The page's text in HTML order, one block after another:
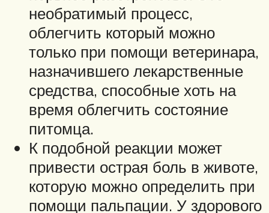
необратимый процесс,
облегчить который можно
только при помощи ветеринара,
назначившего лекарственные
средства, способные хоть на
время облегчить состояние
питомца.
К подобной реакции может
привести острая боль в животе,
которую можно определить при
помощи пальпации. У здорового